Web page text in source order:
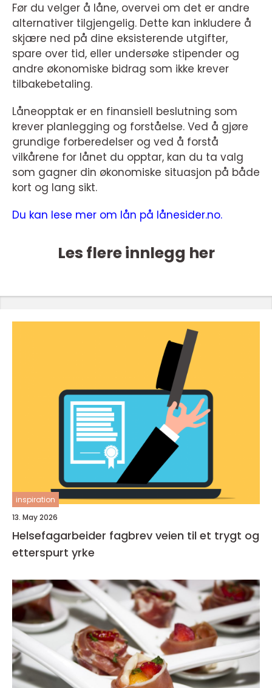
Før du velger å låne, overvei om det er andre
alternativer tilgjengelig. Dette kan inkludere å
skjære ned på dine eksisterende utgifter,
spare over tid, eller undersøke stipender og
andre økonomiske bidrag som ikke krever
tilbakebetaling.
Låneopptak er en finansiell beslutning som
krever planlegging og forståelse. Ved å gjøre
grundige forberedelser og ved å forstå
vilkårene for lånet du opptar, kan du ta valg
som gagner din økonomiske situasjon på både
kort og lang sikt.
Du kan lese mer om lån på lånesider.no.
Les flere innlegg her
inspiration
13. May 2026
Helsefagarbeider fagbrev veien til et trygt og
etterspurt yrke